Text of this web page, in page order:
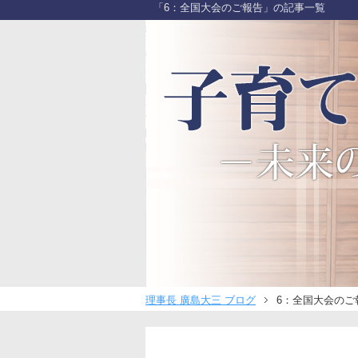
「6：全国大会のご報告」の記事一覧
理事長 廣島大三 ブログ 6：全国大会のご